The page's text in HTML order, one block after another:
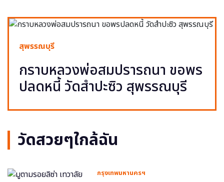
สุพรรณบุรี
กราบหลวงพ่อสมปรารถนา ขอพร
ปลดหนี้ วัดสำปะซิว สุพรรณบุรี
วัดสวยๆใกล้ฉัน
กรุงเทพมหานครฯ